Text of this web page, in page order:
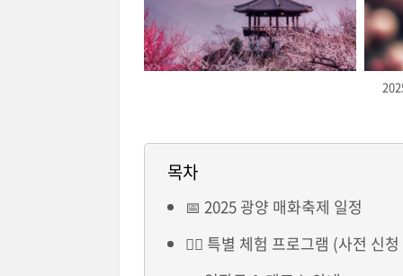
목차
📅 2025 광양 매화축제 일정
🚶‍♂️ 특별 체험 프로그램 (사전 신